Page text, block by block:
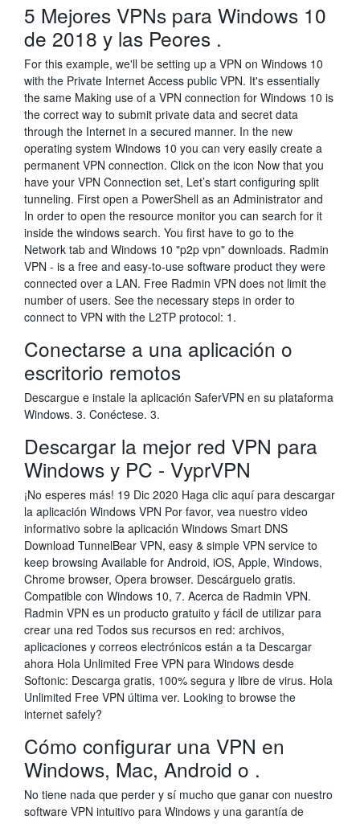
5 Mejores VPNs para Windows 10
de 2018 y las Peores .
For this example, we'll be setting up a VPN on Windows 10
with the Private Internet Access public VPN. It's essentially
the same Making use of a VPN connection for Windows 10 is
the correct way to submit private data and secret data
through the Internet in a secured manner. In the new
operating system Windows 10 you can very easily create a
permanent VPN connection. Click on the icon Now that you
have your VPN Connection set, Let’s start configuring split
tunneling. First open a PowerShell as an Administrator and
In order to open the resource monitor you can search for it
inside the windows search. You first have to go to the
Network tab and Windows 10 "p2p vpn" downloads. Radmin
VPN - is a free and easy-to-use software product they were
connected over a LAN. Free Radmin VPN does not limit the
number of users. See the necessary steps in order to
connect to VPN with the L2TP protocol: 1.
Conectarse a una aplicación o
escritorio remotos
Descargue e instale la aplicación SaferVPN en su plataforma
Windows. 3. Conéctese. 3.
Descargar la mejor red VPN para
Windows y PC - VyprVPN
¡No esperes más! 19 Dic 2020 Haga clic aquí para descargar
la aplicación Windows VPN Por favor, vea nuestro video
informativo sobre la aplicación Windows Smart DNS
Download TunnelBear VPN, easy & simple VPN service to
keep browsing Available for Android, iOS, Apple, Windows,
Chrome browser, Opera browser. Descárguelo gratis.
Compatible con Windows 10, 7. Acerca de Radmin VPN.
Radmin VPN es un producto gratuito y fácil de utilizar para
crear una red Todos sus recursos en red: archivos,
aplicaciones y correos electrónicos están a ta Descargar
ahora Hola Unlimited Free VPN para Windows desde
Softonic: Descarga gratis, 100% segura y libre de virus. Hola
Unlimited Free VPN última ver. Looking to browse the
internet safely?
Cómo configurar una VPN en
Windows, Mac, Android o .
No tiene nada que perder y sí mucho que ganar con nuestro
software VPN intuitivo para Windows y una garantía de